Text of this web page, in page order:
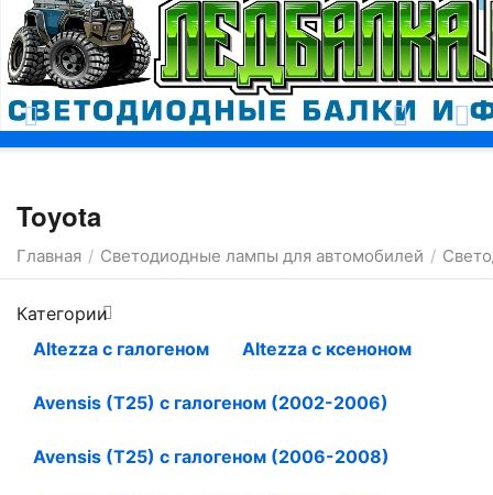
Москва
Toyota
Главная / Светодиодные лампы для автомобилей /
Категории
Altezza с галогеном
Altezza с ксеноном
Avensis (T25) с галогеном (2002-2006)
Avensis (T25) с галогеном (2006-2008)